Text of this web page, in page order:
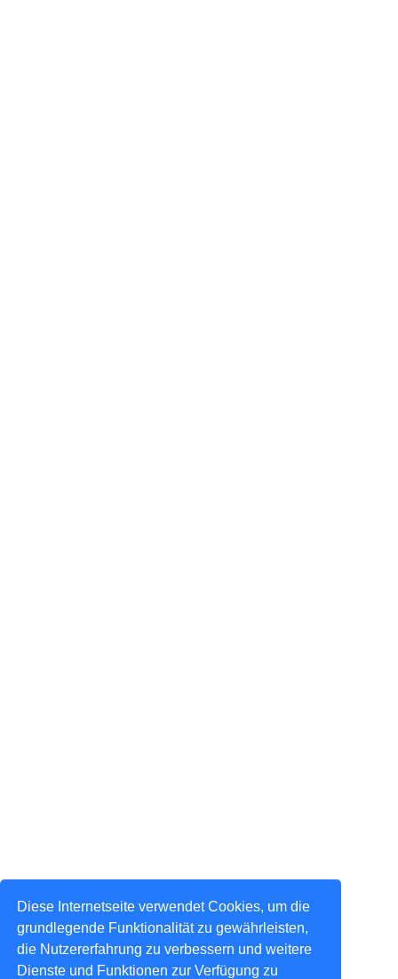
Diese Internetseite verwendet Cookies, um die
grundlegende Funktionalität zu gewährleisten,
die Nutzererfahrung zu verbessern und weitere
Dienste und Funktionen zur Verfügung zu